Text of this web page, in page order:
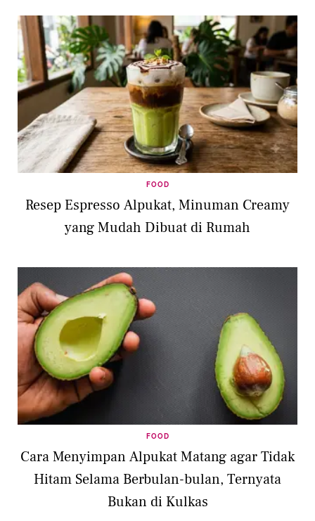
FOOD
Resep Espresso Alpukat, Minuman Creamy
yang Mudah Dibuat di Rumah
FOOD
Cara Menyimpan Alpukat Matang agar Tidak
Hitam Selama Berbulan-bulan, Ternyata
Bukan di Kulkas